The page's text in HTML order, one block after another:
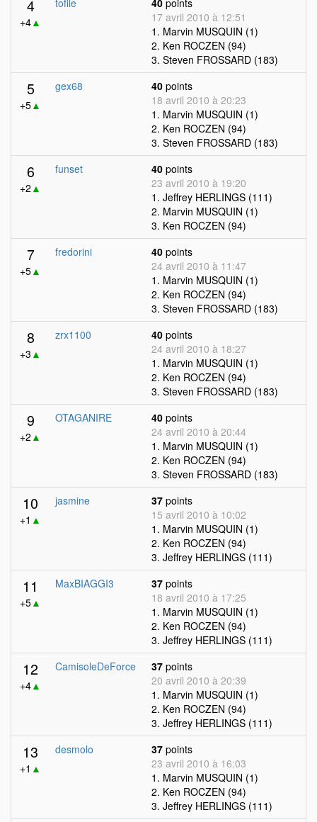
4
+4▲
tofile 40 points
17 avril 2010 à 12:51
1. Marvin MUSQUIN (1)
2. Ken ROCZEN (94)
3. Steven FROSSARD (183)
5
+5▲
gex68 40 points
18 avril 2010 à 20:23
1. Marvin MUSQUIN (1)
2. Ken ROCZEN (94)
3. Steven FROSSARD (183)
6
+2 ▲
funset 40 points
23 avril 2010 à 19:20
1. Jeffrey HERLINGS (111)
2. Marvin MUSQUIN (1)
3. Ken ROCZEN (94)
7
+5▲
fredorini 40 points
24 avril 2010 à 11:47
1. Marvin MUSQUIN (1)
2. Ken ROCZEN (94)
3. Steven FROSSARD (183)
8
+3 ▲
zrx1100 40 points
24 avril 2010 à 18:27
1. Marvin MUSQUIN (1)
2. Ken ROCZEN (94)
3. Steven FROSSARD (183)
9
+2 ▲
OTAGANIRE 40 points
24 avril 2010 à 20:44
1. Marvin MUSQUIN (1)
2. Ken ROCZEN (94)
3. Steven FROSSARD (183)
10
+1 ▲
jasmine 37 points
15 avril 2010 à 10:02
1. Marvin MUSQUIN (1)
2. Ken ROCZEN (94)
3. Jeffrey HERLINGS (111)
11
+5▲
MaxBIAGGI3 37 points
18 avril 2010 à 17:25
1. Marvin MUSQUIN (1)
2. Ken ROCZEN (94)
3. Jeffrey HERLINGS (111)
12
+4▲
CamisoleDeForce 37 points
20 avril 2010 à 20:39
1. Marvin MUSQUIN (1)
2. Ken ROCZEN (94)
3. Jeffrey HERLINGS (111)
13
+1 ▲
desmolo 37 points
23 avril 2010 à 16:03
1. Marvin MUSQUIN (1)
2. Ken ROCZEN (94)
3. Jeffrey HERLINGS (111)